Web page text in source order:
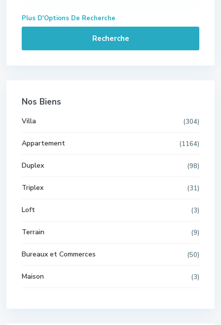
Plus D'Options De Recherche
Recherche
Nos Biens
Villa (304)
Appartement (1164)
Duplex (98)
Triplex (31)
Loft (3)
Terrain (9)
Bureaux et Commerces (50)
Maison (3)